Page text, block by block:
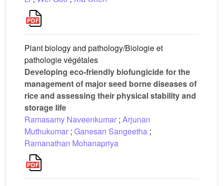
Plant biology and pathology/Biologie et
pathologie végétales
Developing eco-friendly biofungicide for the
management of major seed borne diseases of
rice and assessing their physical stability and
storage life
Ramasamy Naveenkumar ; Arjunan
Muthukumar ; Ganesan Sangeetha ;
Ramanathan Mohanapriya